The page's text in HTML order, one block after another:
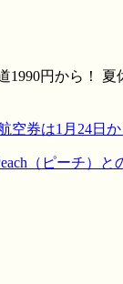
円から！
空券は1月24日
（ピーチ）